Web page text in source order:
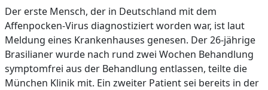
Der erste Mensch, der in Deutschland mit dem
Affenpocken-Virus diagnostiziert worden war, ist laut
Meldung eines Krankenhauses genesen. Der 26-jährige
Brasilianer wurde nach rund zwei Wochen Behandlung
symptomfrei aus der Behandlung entlassen, teilte die
München Klinik mit. Ein zweiter Patient sei bereits in der